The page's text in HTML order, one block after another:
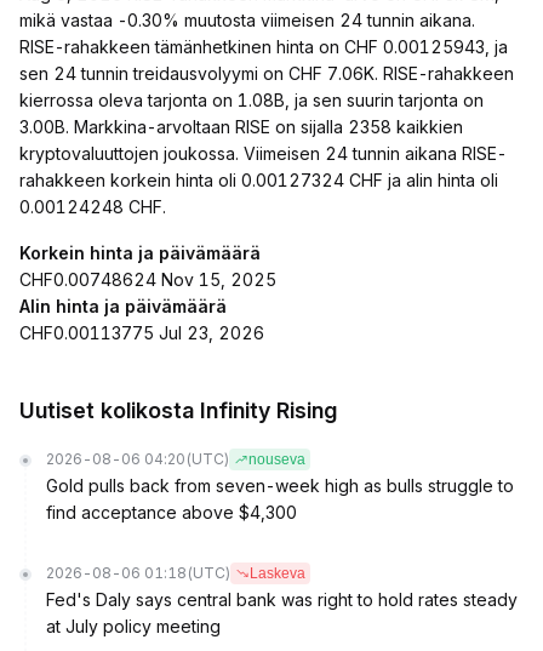
mikä vastaa -0.30% muutosta viimeisen 24 tunnin aikana.
RISE-rahakkeen tämänhetkinen hinta on CHF 0.00125943, ja
sen 24 tunnin treidausvolyymi on CHF 7.06K. RISE-rahakkeen
kierrossa oleva tarjonta on 1.08B, ja sen suurin tarjonta on
3.00B. Markkina-arvoltaan RISE on sijalla 2358 kaikkien
kryptovaluuttojen joukossa. Viimeisen 24 tunnin aikana RISE-
rahakkeen korkein hinta oli 0.00127324 CHF ja alin hinta oli
0.00124248 CHF.
Korkein hinta ja päivämäärä
CHF0.00748624 Nov 15, 2025
Alin hinta ja päivämäärä
CHF0.00113775 Jul 23, 2026
Uutiset kolikosta Infinity Rising
2026-08-06 04:20 (UTC) nouseva
Gold pulls back from seven-week high as bulls struggle to
find acceptance above $4,300
2026-08-06 01:18 (UTC) Laskeva
Fed's Daly says central bank was right to hold rates steady
at July policy meeting